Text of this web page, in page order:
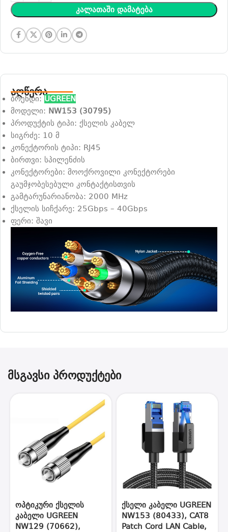
Კალათაში Დამატება
აღწერა
ბრენდი: UGREEN
მოდელი: NW153 (30795)
პროდუქტის ტიპი: ქსელის კაბელ
სიგრძე: 10 მ
კონექტორის ტიპი: RJ45
ბირთვი: სპილენძის
კონექტორები: მოოქროვილი კონექტორები
გაუმჯობესებული კონტაქტისთვის
გამტარუნარიანობა: 2000 MHz
ქსელის სიჩქარე: 25Gbps – 40Gbps
ფერი: შავი
მსგავსი პროდუქტები
ოპტიკური ქსელის
კაბელი UGREEN
NW129 (70662),
ქსელი კაბელი UGREEN
NW153 (80433), CAT8
Patch Cord LAN Cable,